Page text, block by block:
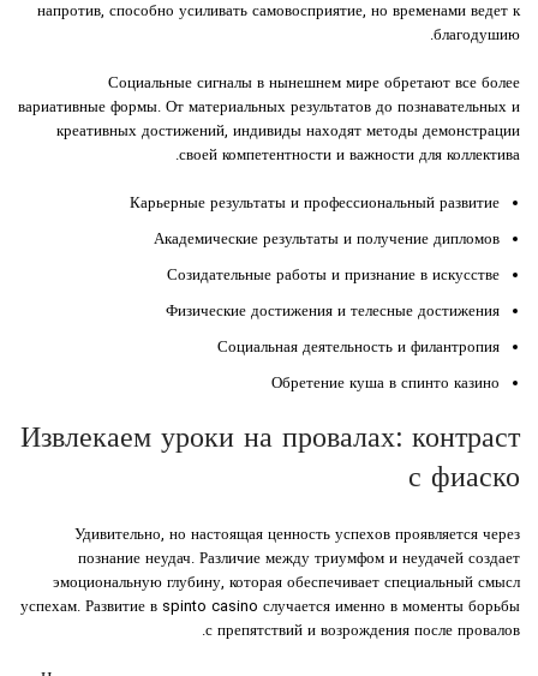
напротив, способно усиливать самовосприятие, но временами ведет к
благодушию.
Социальные сигналы в нынешнем мире обретают все более
вариативные формы. От материальных результатов до познавательных и
креативных достижений, индивиды находят методы демонстрации
своей компетентности и важности для коллектива.
Карьерные результаты и профессиональный развитие
Академические результаты и получение дипломов
Созидательные работы и признание в искусстве
Физические достижения и телесные достижения
Социальная деятельность и филантропия
Обретение куша в спинто казино
Извлекаем уроки на провалах: контраст
с фиаско
Удивительно, но настоящая ценность успехов проявляется через
познание неудач. Различие между триумфом и неудачей создает
эмоциональную глубину, которая обеспечивает специальный смысл
успехам. Развитие в spinto casino случается именно в моменты борьбы
с препятствий и возрождения после провалов.